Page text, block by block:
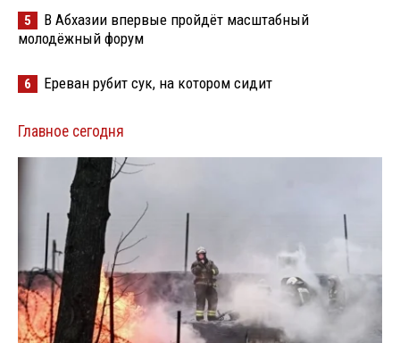
5
В Абхазии впервые пройдёт масштабный
молодёжный форум
6 Ереван рубит сук, на котором сидит
Главное сегодня